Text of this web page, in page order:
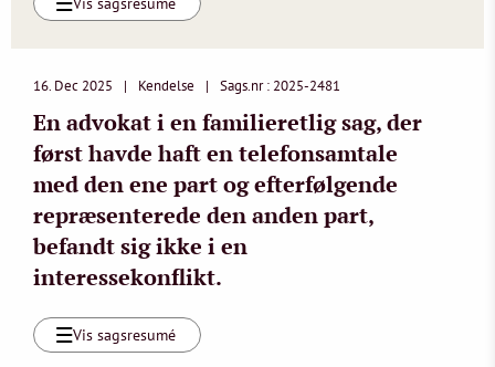
16. Dec 2025 Kendelse Sags.nr : 2025-2481
En advokat i en familieretlig sag, der
først havde haft en telefonsamtale
med den ene part og efterfølgende
repræsenterede den anden part,
befandt sig ikke i en
interessekonflikt.
Vis sagsresumé